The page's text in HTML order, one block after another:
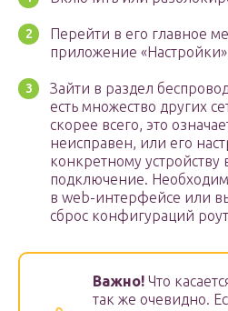
Перейти в его главное
приложение
Зайти в раздел
есть множество других
скорее всего, это
неисправен, или его
конкретному устройству
подключение.
в web-интерфейсе или
сброс конфигураций
Важно! Что
так же очевидно.